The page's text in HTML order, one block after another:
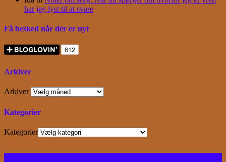
har jeg lyst til at svare
Få besked når der er nyt
Arkiver
Arkiver
Kategorier
Kategorier